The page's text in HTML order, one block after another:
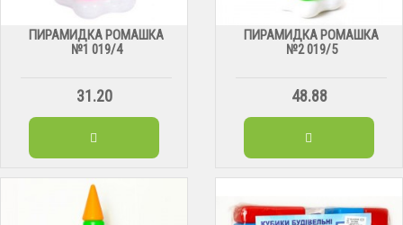
ПИРАМИДКА РОМАШКА
№1 019/4
31.20
ПИРАМИДКА РОМАШКА
№2 019/5
48.88